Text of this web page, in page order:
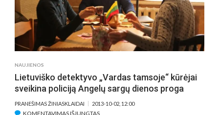
SANKT-
PETERBURGO
ATVYKS
JURGITA
JURKUTĖ-
NAUJIENOS
Lietuviško detektyvo „Vardas tamsoje“ kūrėjai
sveikina policiją Angelų sargų dienos proga
PRANEŠIMAS ŽINIASKLAIDAI 2013-10-02, 12:00
KOMENTAVIMAS IŠJUNGTASĮRAŠE